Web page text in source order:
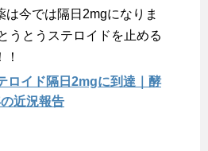
は今では隔日2mgになりま
うとうステロイドを止める
ロイド隔日2mgに到達｜酵
近況報告